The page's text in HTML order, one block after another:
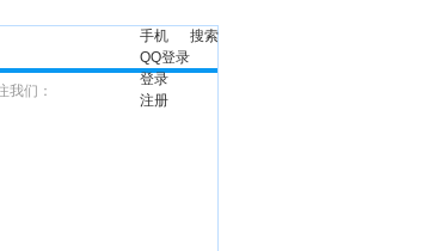
搜索
手机
QQ登录
登录
注册
我们：